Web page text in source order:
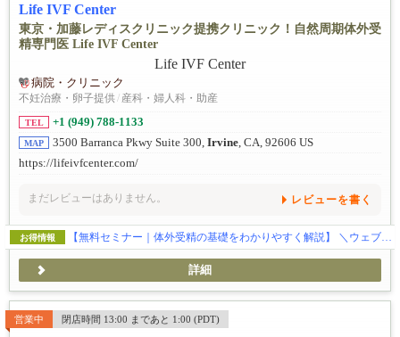
Life IVF Center
東京・加藤レディスクリニック提携クリニック！自然周期体外受
精専門医 Life IVF Center
病院・クリニック
不妊治療・卵子提供/ 産科・婦人科・助産
TEL +1 (949) 788-1133
MAP 3500 Barranca Pkwy Suite 300, Irvine, CA, 92606 US
https://lifeivfcenter.com/
まだレビューはありません。 レビューを書く
お得情報
詳細
営業中 閉店時間 13:00 まであと 1:00 (PDT)